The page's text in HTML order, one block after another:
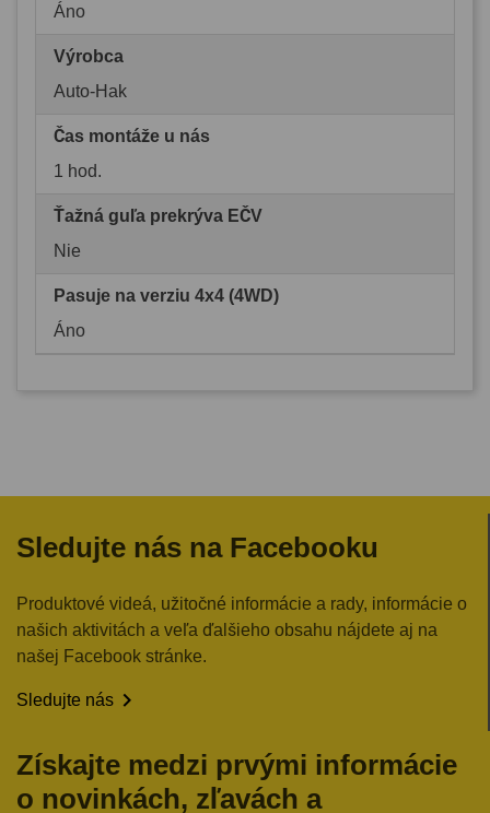
Áno
Výrobca
Auto-Hak
Čas montáže u nás
1 hod.
Ťažná guľa prekrýva EČV
Nie
Pasuje na verziu 4x4 (4WD)
Áno
Sledujte nás na Facebooku
Produktové videá, užitočné informácie a rady, informácie o
našich aktivitách a veľa ďalšieho obsahu nájdete aj na
našej Facebook stránke.
Sledujte nás 
Získajte medzi prvými informácie
o novinkách, zľavách a